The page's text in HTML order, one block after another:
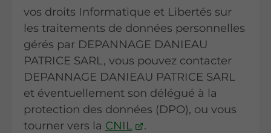
vos droits Informatique et Libertés sur
les traitements de données personnelles
gérés par DEPANNAGE DANIEAU
PATRICE SARL, vous pouvez contacter
DEPANNAGE DANIEAU PATRICE SARL
et éventuellement son délégué à la
protection des données (DPO), ou vous
tourner vers la CNIL
.